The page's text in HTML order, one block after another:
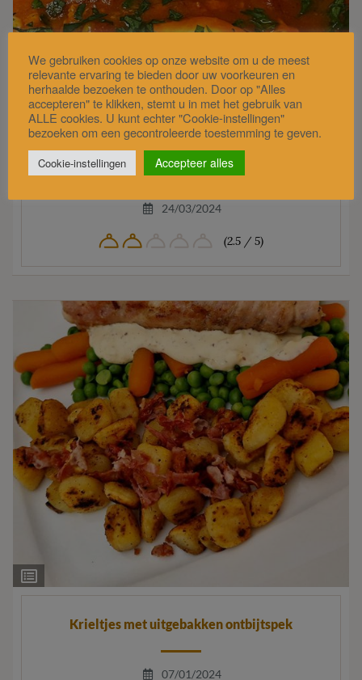
Ingrediëntenlijst
Israëlische Shakshuka
24/03/2024
(2.5 / 5)
Ingrediëntenlijst
Krieltjes met uitgebakken ontbijtspek
07/01/2024
We gebruiken cookies op onze website om u de meest
relevante ervaring te bieden door uw voorkeuren en
herhaalde bezoeken te onthouden. Door op "Alles
accepteren" te klikken, stemt u in met het gebruik van
ALLE cookies. U kunt echter "Cookie-instellingen"
bezoeken om een gecontroleerde toestemming te geven.
Cookie-instellingen Accepteer alles